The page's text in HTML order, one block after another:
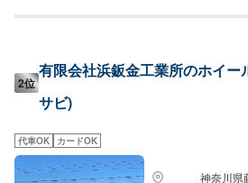
2位
有限会社浜鈑金工業所のホイー
サビ)
代車OK カードOK
神奈川県